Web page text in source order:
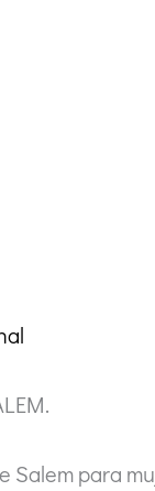
Salem para